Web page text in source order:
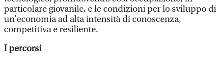
particolare giovanile, e le condizioni per lo sviluppo di
un’economia ad alta intensità di conoscenza,
competitiva e resiliente.
I percorsi